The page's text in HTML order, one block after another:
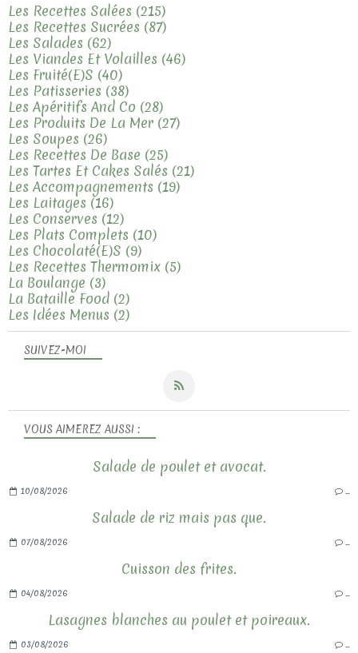
SUIVEZ-MOI
VOUS AIMEREZ AUSSI :
Salade de poulet et avocat.
10/08/2026
Salade de riz mais pas que.
07/08/2026
Cuisson des frites.
04/08/2026
Lasagnes blanches au poulet et poireaux.
03/08/2026
Les Recettes Salées (215)
Les Recettes Sucrées (87)
Les Salades (62)
Les Viandes Et Volailles (46)
Les Fruité(e)s (40)
Les Patisseries (38)
Les Apéritifs And Co (28)
Les Produits De La Mer (27)
Les Soupes (26)
Les Recettes De Base (25)
Les Tartes Et Cakes Salés (21)
Les Accompagnements (19)
Les Laitages (16)
Les Conserves (12)
Les Plats Complets (10)
Les Chocolaté(e)s (9)
Les Recettes Thermomix (5)
La Boulange (3)
La Bataille Food (2)
Les Idées Menus (2)